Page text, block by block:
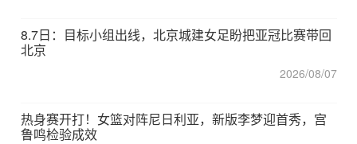
8.7日：目标小组出线，北京城建女足盼把亚冠比赛带回
北京
2026/08/07
热身赛开打！女篮对阵尼日利亚，新版李梦迎首秀，宫
鲁鸣检验成效